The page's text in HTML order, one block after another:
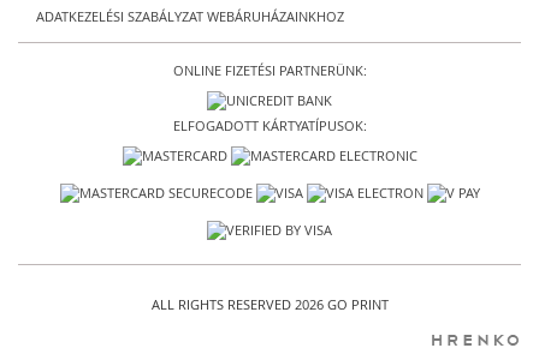
ADATKEZELÉSI SZABÁLYZAT WEBÁRUHÁZAINKHOZ
ONLINE FIZETÉSI PARTNERÜNK:
ELFOGADOTT KÁRTYATÍPUSOK:
ALL RIGHTS RESERVED 2026 GO PRINT